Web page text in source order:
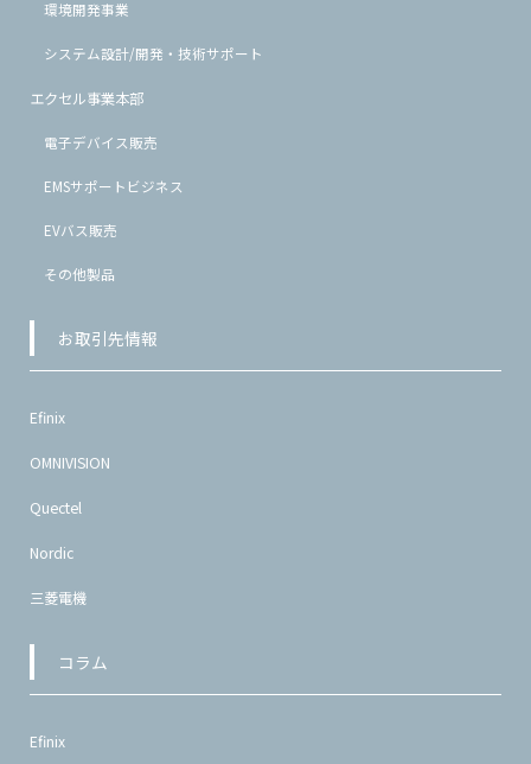
環境開発事業
システム設計/開発・技術サポート
エクセル事業本部
電子デバイス販売
EMSサポートビジネス
EVバス販売
その他製品
お取引先情報
Efinix
OMNIVISION
Quectel
Nordic
三菱電機
コラム
Efinix